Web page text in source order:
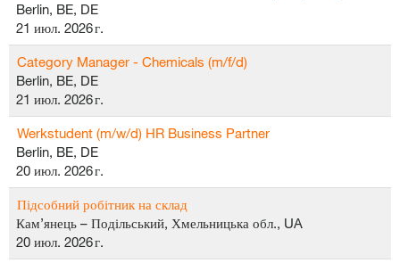
Berlin, BE, DE
21 июл. 2026 г.
Category Manager - Chemicals (m/f/d)
Berlin, BE, DE
21 июл. 2026 г.
Werkstudent (m/w/d) HR Business Partner
Berlin, BE, DE
20 июл. 2026 г.
Підсобний робітник на склад
Кам’янець – Подільський, Хмельницька обл., UA
20 июл. 2026 г.